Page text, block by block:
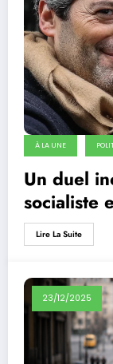
À LA UNE
Un duel
socialiste
Lire La Suite
23/12/2025